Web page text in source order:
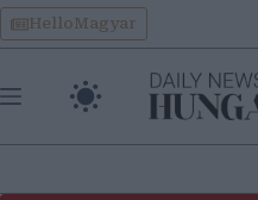
Skip
to
content
HelloMagyar